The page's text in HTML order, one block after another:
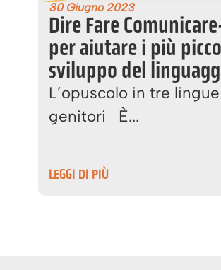
30 Giugno 2023
Dire Fare
per aiutare i più
sviluppo del
L’opuscolo in tre
genitori È...
LEGGI DI PIÙ